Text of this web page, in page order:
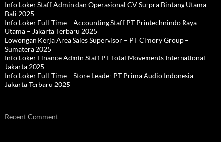
Info Loker Staff Admin dan Operasional CV Surpra Bintang Utama
Bali 2025
Info Loker Full-Time – Accounting Staff PT Printechnindo Raya
Utama – Jakarta Terbaru 2025
Lowongan Kerja Area Sales Supervisor – PT Cimory Group –
Sumatera 2025
Info Loker Finance Admin Staff PT Total Movements International
Jakarta 2025
Info Loker Full-Time – Store Leader PT Prima Audio Indonesia –
Jakarta Terbaru 2025
Recent Comment